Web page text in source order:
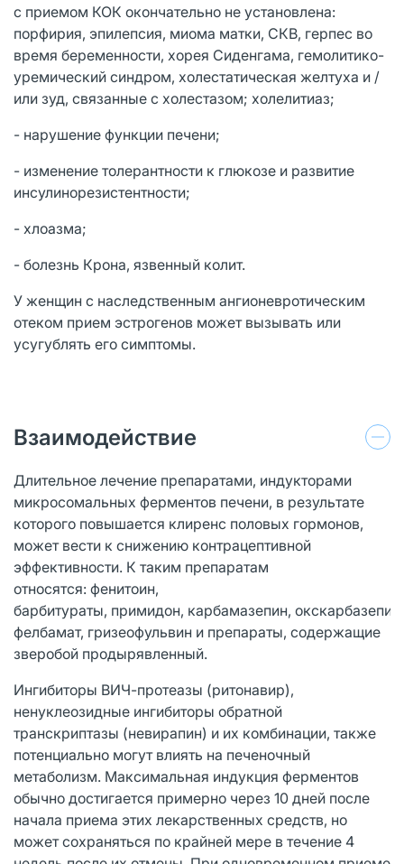
с приемом КОК окончательно не установлена:
порфирия, эпилепсия, миома матки, СКВ, герпес во
время беременности, хорея Сиденгама, гемолитико-
уремический синдром, холестатическая желтуха и /
или зуд, связанные с холестазом; холелитиаз;
- нарушение функции печени;
- изменение толерантности к глюкозе и развитие
инсулинорезистентности;
- хлоазма;
- болезнь Крона, язвенный колит.
У женщин с наследственным ангионевротическим
отеком прием эстрогенов может вызывать или
усугублять его симптомы.
Взаимодействие
Длительное лечение препаратами, индукторами
микросомальных ферментов печени, в результате
которого повышается клиренс половых гормонов,
может вести к снижению контрацептивной
эффективности. К таким препаратам
относятся: фенитоин,
барбитураты, примидон, карбамазепин,
фелбамат, гризеофульвин и препараты, содержащие
зверобой продырявленный.
Ингибиторы ВИЧ-протеазы (ритонавир),
ненуклеозидные ингибиторы обратной
транскриптазы (невирапин) и их комбинации, также
потенциально могут влиять на печеночный
метаболизм. Максимальная индукция ферментов
обычно достигается примерно через 10 дней после
начала приема этих лекарственных средств, но
может сохраняться по крайней мере в течение 4